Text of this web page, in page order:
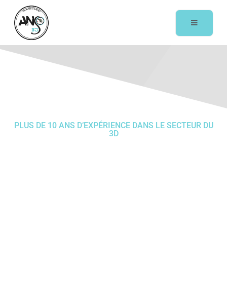
PLUS DE 10 ANS D’EXPÉRIENCE DANS LE SECTEUR DU
3D